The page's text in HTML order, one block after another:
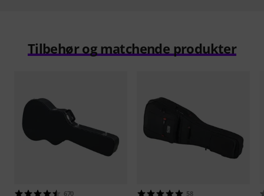
Tilbehør og matchende produkter
670 58